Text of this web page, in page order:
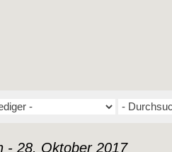
- 28. Oktober 2017